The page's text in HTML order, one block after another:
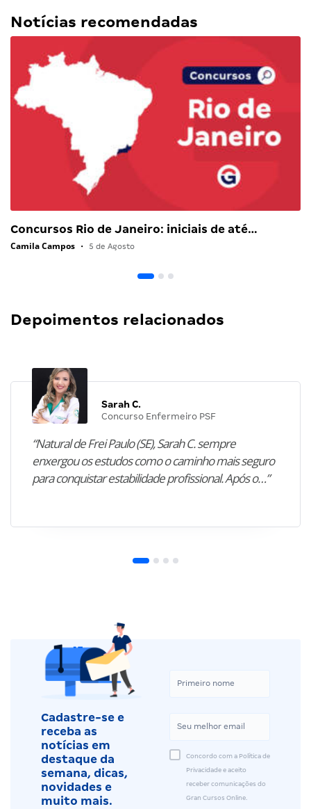
Notícias recomendadas
Concursos Rio de Janeiro: iniciais de até…
Camila Campos • 5 de Agosto
Depoimentos relacionados
Sarah C.
Concurso Enfermeiro PSF
“Natural de Frei Paulo (SE), Sarah C. sempre
enxergou os estudos como o caminho mais seguro
para conquistar estabilidade profissional. Após o…”
Cadastre-se e
receba as
notícias em
destaque da
semana, dicas,
novidades e
muito mais.
Concordo com a Política de
Privacidade e aceito
receber comunicações do
Gran Cursos Online.